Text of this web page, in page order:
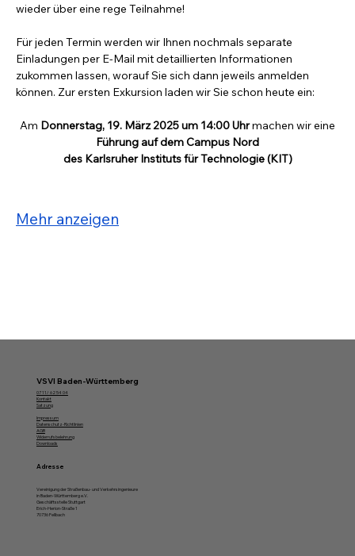
VSVI Baden-Württemberg
07 11/ 62 54 04
Kontakt
Satzung
Impressum
Datenschutz-Richtlinien
AGB
Widerrufsbelehrung
Downloads
Adresse
Vereinigung der Straßenbau- und Verkehrsingenieure
in Baden-Württemberg e.V.
Geschäftsstelle Stuttgart
Erich-Herion-Straße 1
70736 Fellbach
wieder über eine rege Teilnahme!
Für jeden Termin werden wir Ihnen nochmals separate
Einladungen per E-Mail mit detaillierten Informationen
zukommen lassen, worauf Sie sich dann jeweils anmelden
können. Zur ersten Exkursion laden wir Sie schon heute ein:
Am Donnerstag, 19. März 2025 um 14:00 Uhr machen wir eine
Führung auf dem Campus Nord
des Karlsruher Instituts für Technologie (KIT)
Mehr anzeigen